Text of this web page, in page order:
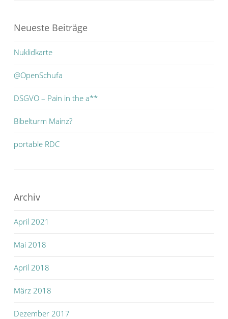
Neueste Beiträge
Nuklidkarte
@OpenSchufa
DSGVO – Pain in the a**
Bibelturm Mainz?
portable RDC
Archiv
April 2021
Mai 2018
April 2018
März 2018
Dezember 2017